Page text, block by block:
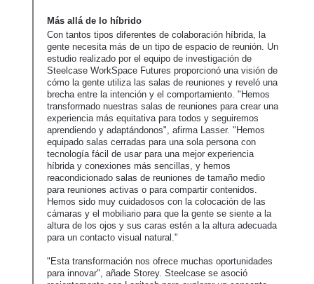
Más allá de lo híbrido
Con tantos tipos diferentes de colaboración híbrida, la
gente necesita más de un tipo de espacio de reunión. Un
estudio realizado por el equipo de investigación de
Steelcase WorkSpace Futures proporcionó una visión de
cómo la gente utiliza las salas de reuniones y reveló una
brecha entre la intención y el comportamiento. "Hemos
transformado nuestras salas de reuniones para crear una
experiencia más equitativa para todos y seguiremos
aprendiendo y adaptándonos", afirma Lasser. "Hemos
equipado salas cerradas para una sola persona con
tecnología fácil de usar para una mejor experiencia
híbrida y conexiones más sencillas, y hemos
reacondicionado salas de reuniones de tamaño medio
para reuniones activas o para compartir contenidos.
Hemos sido muy cuidadosos con la colocación de las
cámaras y el mobiliario para que la gente se siente a la
altura de los ojos y sus caras estén a la altura adecuada
para un contacto visual natural."
"Esta transformación nos ofrece muchas oportunidades
para innovar", añade Storey. Steelcase se asoció